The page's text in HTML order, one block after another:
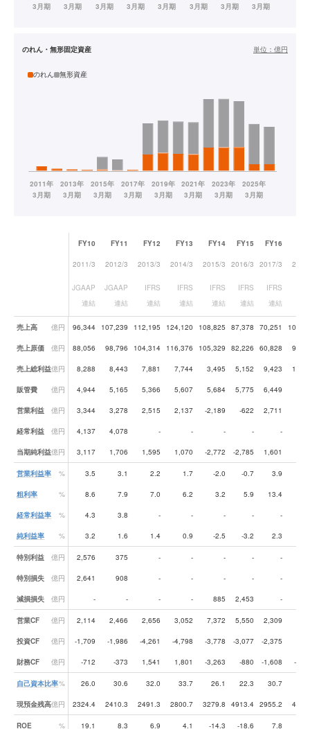
のれん・無形固定資産 単位： 億円
のれん 無形資産
業績データ一覧
FY10 FY11 FY12 FY13 FY14 FY15 FY16
2011/3 2012/3 2013/3 2014/3 2015/3 2016/3 2017/3
JGAAP
連結
JGAAP
連結
IFRS
連結
IFRS
連結
IFRS
連結
IFRS
連結
IFRS
連結
売上高 億円 96,344 107,239 112,195 124,120 108,825 87,378 70,251
売上原価 億円 88,056 98,796 104,314 116,376 105,329 82,226 60,828
売上総利益億円 8,288 8,443 7,881 7,744 3,495 5,152 9,423
販管費 億円 4,944 5,165 5,366 5,607 5,684 5,775 6,449
営業利益 億円 3,344 3,278 2,515 2,137 -2,189 -622 2,711
経常利益 億円 4,137 4,078 - - - - -
当期純利益億円 3,117 1,706 1,595 1,070 -2,772 -2,785 1,601
営業利益率 % 3.5 3.1 2.2 1.7 -2.0 -0.7 3.9
粗利率 % 8.6 7.9 7.0 6.2 3.2 5.9 13.4
経常利益率 % 4.3 3.8 - - - - -
純利益率 % 3.2 1.6 1.4 0.9 -2.5 -3.2 2.3
特別利益 億円 2,576 375 - - - - -
特別損失 億円 2,641 908 - - - - -
減損損失 億円 - - - - 885 2,453 -
営業CF 億円 2,114 2,466 2,656 3,052 7,372 5,550 2,309
投資CF 億円 -1,709 -1,986 -4,261 -4,798 -3,778 -3,077 -2,375
財務CF 億円 -712 -373 1,541 1,801 -3,263 -880 -1,608 -
自己資本比率% 26.0 30.6 32.0 33.7 26.1 22.3 30.7
現預金残高億円 2324.4 2410.3 2491.3 2800.7 3279.8 4913.4 2955.2
ROE % 19.1 8.3 6.9 4.1 -14.3 -18.6 7.8